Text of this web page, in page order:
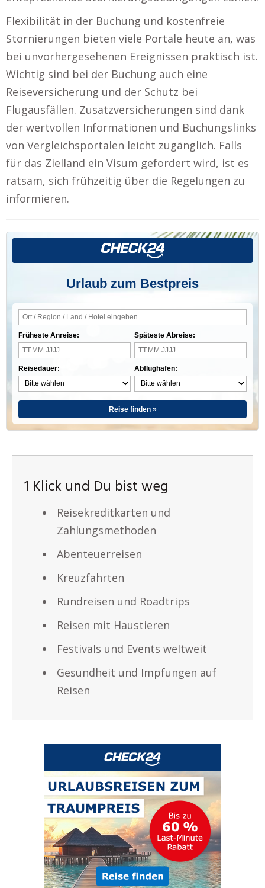
Flexibilität in der Buchung und kostenfreie
Stornierungen bieten viele Portale heute an, was
bei unvorhergesehenen Ereignissen praktisch ist.
Wichtig sind bei der Buchung auch eine
Reiseversicherung und der Schutz bei
Flugausfällen. Zusatzversicherungen sind dank
der wertvollen Informationen und Buchungslinks
von Vergleichsportalen leicht zugänglich. Falls
für das Zielland ein Visum gefordert wird, ist es
ratsam, sich frühzeitig über die Regelungen zu
informieren.
Urlaub zum Bestpreis
Früheste Anreise:
Reisedauer:
Späteste Abreise:
Abflughafen:
Reise finden »
1 Klick und Du bist weg
Reisekreditkarten und
Zahlungsmethoden
Abenteuerreisen
Kreuzfahrten
Rundreisen und Roadtrips
Reisen mit Haustieren
Festivals und Events weltweit
Gesundheit und Impfungen auf
Reisen